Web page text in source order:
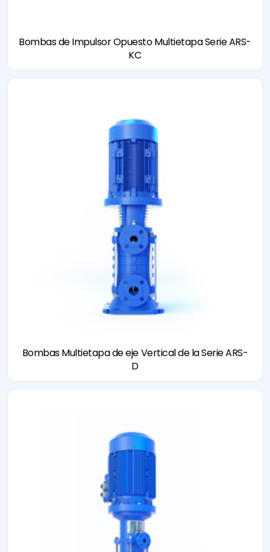
Bombas de Impulsor Opuesto Multietapa Serie ARS-
KC
Bombas Multietapa de eje Vertical de la Serie ARS-
D